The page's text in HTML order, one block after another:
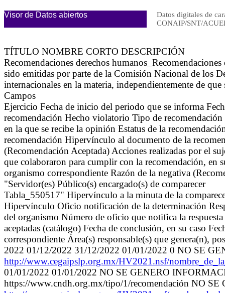
Visor de Datos abiertos
Datos digitales de
CONAIP/SNT/
TÍTULO NOMBRE CORTO DESCRIPCIÓN
Recomendaciones derechos
sido emitidas por parte de la Comisión Nacional de los
internacionales en la materia, independientemente de
Campos
Ejercicio Fecha de inicio del periodo que se informa
recomendación Hecho violatorio Tipo de
en la que se recibe la opinión Estatus de la
recomendación Hipervínculo al documento de la
(Recomendación Aceptada) Acciones realizadas por el
que colaboraron para cumplir con la recomendación,
organismo correspondiente Razón de la negativa
"Servidor(es) Público(s) encargado(s) de comparecer
Tabla_550517" Hipervínculo a la minuta de la
Hipervínculo Oficio notificación de la determinación
del organismo Número de oficio que notifica la
aceptadas (catálogo) Fecha de conclusión, en su caso
correspondiente Área(s) responsable(s) que genera(n),
2022 01/12/2022 31/12/2022 01/01/2022 0 NO SE
http://www.cegaipslp.org.mx/HV2021.nsf/
01/01/2022 01/01/2022 NO SE GENERO
https://www.cndh.org.mx/tipo/1/recomendación NO